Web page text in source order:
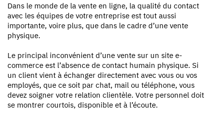
Dans le monde de la vente en ligne, la qualité du contact
avec les équipes de votre entreprise est tout aussi
importante, voire plus, que dans le cadre d’une vente
physique.
Le principal inconvénient d’une vente sur un site e-
commerce est l’absence de contact humain physique. Si
un client vient à échanger directement avec vous ou vos
employés, que ce soit par chat, mail ou téléphone, vous
devez soigner votre relation clientèle. Votre personnel doit
se montrer courtois, disponible et à l’écoute.